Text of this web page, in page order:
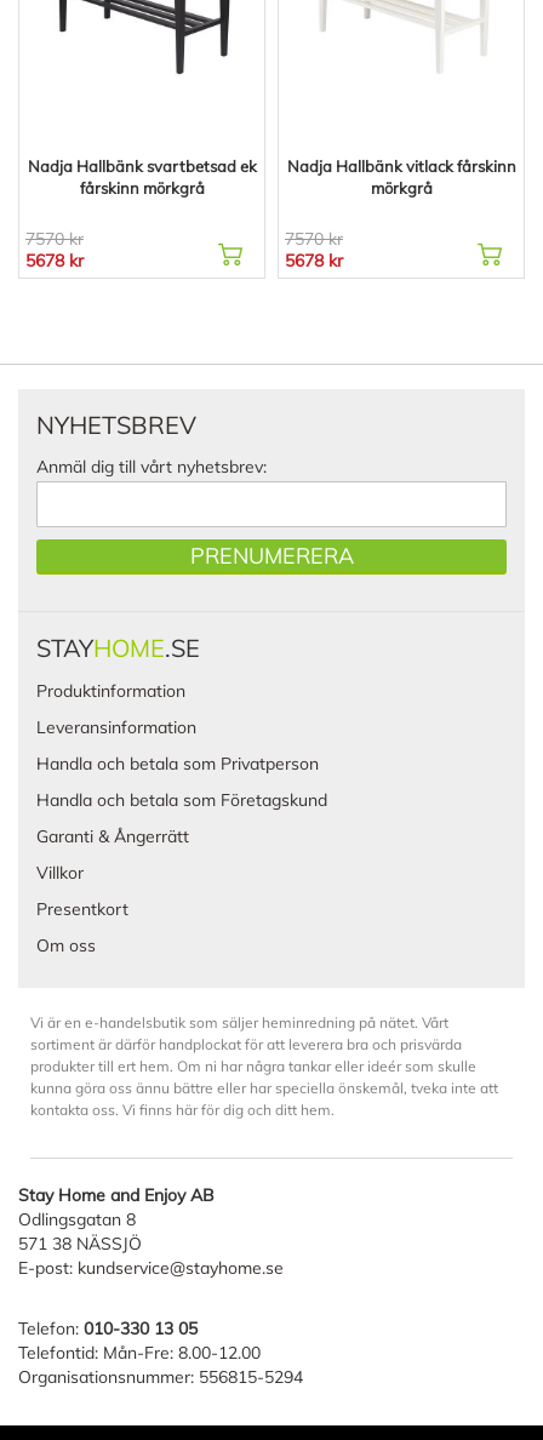
Nadja Hallbänk svartbetsad ek
fårskinn mörkgrå
7570 kr
5678 kr
Nadja Hallbänk vitlack fårskinn
mörkgrå
7570 kr
5678 kr
NYHETSBREV
Anmäl dig till vårt nyhetsbrev:
PRENUMERERA
STAYHOME.SE
Produktinformation
Leveransinformation
Handla och betala som Privatperson
Handla och betala som Företagskund
Garanti & Ångerrätt
Villkor
Presentkort
Om oss
Vi är en e-handelsbutik som säljer heminredning på nätet. Vårt
sortiment är därför handplockat för att leverera bra och prisvärda
produkter till ert hem. Om ni har några tankar eller ideér som skulle
kunna göra oss ännu bättre eller har speciella önskemål, tveka inte att
kontakta oss. Vi finns här för dig och ditt hem.
Stay Home and Enjoy AB
Odlingsgatan 8
571 38 NÄSSJÖ
E-post: kundservice@stayhome.se
Telefon: 010-330 13 05
Telefontid: Mån-Fre: 8.00-12.00
Organisationsnummer: 556815-5294